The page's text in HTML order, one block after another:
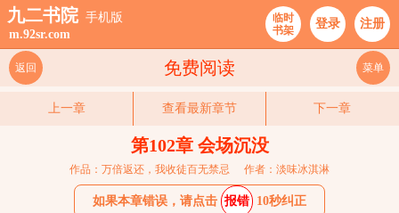
九二书院 手机版
m.92sr.com
临时
书架
登录 注册
免费阅读
返回 菜单
上一章 查看最新章节 下一章
第102章 会场沉没
作品：万倍返还，我收徒百无禁忌 作者：淡味冰淇淋
如果本章错误，请点击 报错 10秒纠正